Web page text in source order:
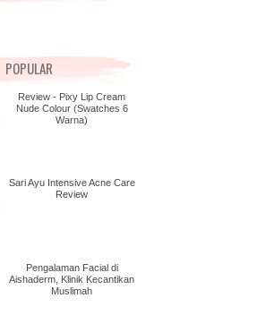
POPULAR
Review - Pixy Lip Cream
Nude Colour (Swatches 6
Warna)
Sari Ayu Intensive Acne Care
Review
Pengalaman Facial di
Aishaderm, Klinik Kecantikan
Muslimah